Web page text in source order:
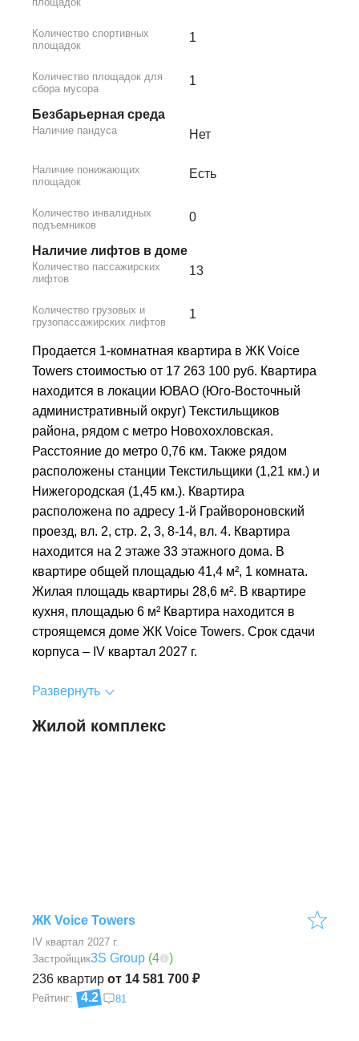
Количество спортивных
площадок
1
Количество площадок для
сбора мусора
1
Безбарьерная среда
Наличие пандуса Нет
Наличие понижающих
площадок
Есть
Количество инвалидных
подъемников
0
Наличие лифтов в доме
Количество пассажирских
лифтов
13
Количество грузовых и
грузопассажирских лифтов
1
Продается 1-комнатная квартира в ЖК Voice
Towers стоимостью от 17 263 100 руб. Квартира
находится в локации ЮВАО (Юго-Восточный
административный округ) Текстильщиков
района, рядом с метро Новохохловская.
Расстояние до метро 0,76 км. Также рядом
расположены станции Текстильщики (1,21 км.) и
Нижегородская (1,45 км.). Квартира
расположена по адресу 1-й Грайвороновский
проезд, вл. 2, стр. 2, 3, 8-14, вл. 4. Квартира
находится на 2 этаже 33 этажного дома. В
квартире общей площадью 41,4 м², 1 комната.
Жилая площадь квартиры 28,6 м². В квартире
кухня, площадью 6 м² Квартира находится в
строящемся доме ЖК Voice Towers. Срок сдачи
корпуса – IV квартал 2027 г.
Развернуть
Жилой комплекс
ЖК Voice Towers
IV квартал 2027 г.
236 квартир от 14 581 700 ₽
Застройщик3S Group (4 )
Рейтинг: 4.2 81